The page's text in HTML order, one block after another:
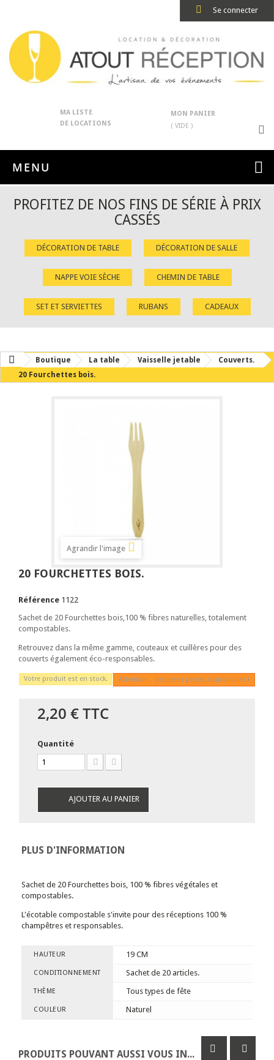
Se connecter
MA LISTE
DE LOCATIONS
MON PANIER
( VIDE )
MENU
PROFITEZ DE NOS FINS DE SÉRIE À PRIX
CASSÉS
DÉCORATION DE TABLE DÉCORATION DE SALLE
NAPPE VOIE SÈCHE CHEMIN DE TABLE
SET ET SERVIETTES RUBANS CADEAUX
Boutique La table Vaisselle jetable
Couverts.
20 Fourchettes bois.
Agrandir l'image
20 FOURCHETTES BOIS.
Référence 1122
Sachet de 20 Fourchettes bois,100 % fibres naturelles, totalement
compostables.
Retrouvez dans la même gamme, couteaux et cuillères pour des
couverts également éco-responsables.
Votre produit est en stock. Attention : dernières pièces disponibles !
2,20 €TTC
Quantité
AJOUTER AU PANIER
PLUS D'INFORMATION
Sachet de 20 Fourchettes bois, 100 % fibres végétales et
compostables.
L'écotable compostable s'invite pour des réceptions 100 %
champêtres et responsables.
HAUTEUR 19 CM
CONDITIONNEMENT Sachet de 20 articles.
THÈME Tous types de fête
COULEUR Naturel
PRODUITS POUVANT AUSSI VOUS INTÉRESSER